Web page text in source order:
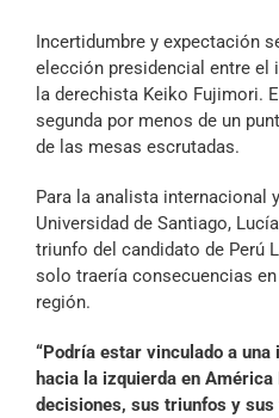
Incertidumbre y expectación
elección presidencial entre el
la derechista Keiko Fujimori.
segunda por menos de un
de las mesas escrutadas.
Para la analista internacional
Universidad de Santiago,
triunfo del candidato de Perú
solo traería consecuencias
región.
“Podría estar vinculado a
hacia la izquierda en
decisiones, sus triunfos y